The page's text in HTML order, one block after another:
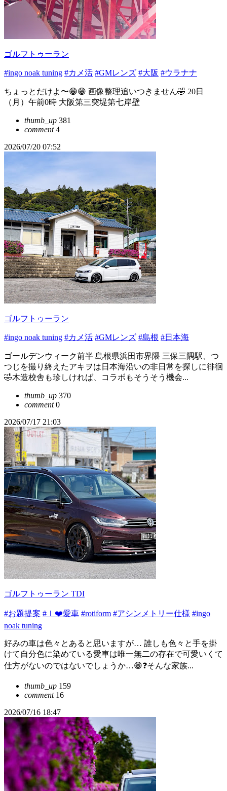
ゴルフトゥーラン
#ingo noak tuning #カメ活 #GMレンズ #大阪 #ウラナナ
ちょっとだけよ〜😁😁 画像整理追いつきません🤣 20日
（月）午前0時 大阪第三突堤第七岸壁
thumb_up 381
comment4
2026/07/20 07:52
ゴルフトゥーラン
#ingo noak tuning #カメ活 #GMレンズ #島根 #日本海
ゴールデンウィーク前半 島根県浜田市界隈 三保三隅駅、つ
つじを撮り終えたアキヲは日本海沿いの非日常を探しに徘徊
🤣木造校舎も珍しければ、コラボもそうそう機会...
thumb_up 370
comment0
2026/07/17 21:03
ゴルフトゥーラン TDI
#お題提案 #Ｉ❤️愛車 #rotiform #アシンメトリー仕様 #ingo
noak tuning
好みの車は色々とあると思いますが… 誰しも色々と手を掛
けて自分色に染めている愛車は唯一無二の存在で可愛いくて
仕方がないのではないでしょうか…😁❓そんな家族...
thumb_up 159
comment16
2026/07/16 18:47